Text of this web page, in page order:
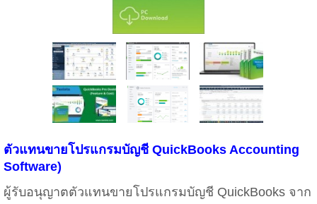
ตัวแทนขายโปรแกรมบัญชี QuickBooks Accounting
Software)
ผู้รับอนุญาตตัวแทนขายโปรแกรมบัญชี QuickBooks จาก